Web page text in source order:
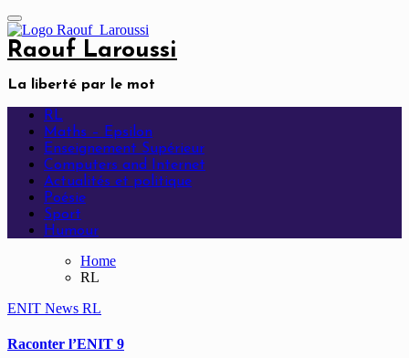
Raouf Laroussi
La liberté par le mot
RL
Maths – Epsilon
Enseignement Supérieur
Computers and Internet
Actualités et politique
Poésie
Sport
Humour
Home
RL
ENIT News RL
Raconter l’ENIT 9